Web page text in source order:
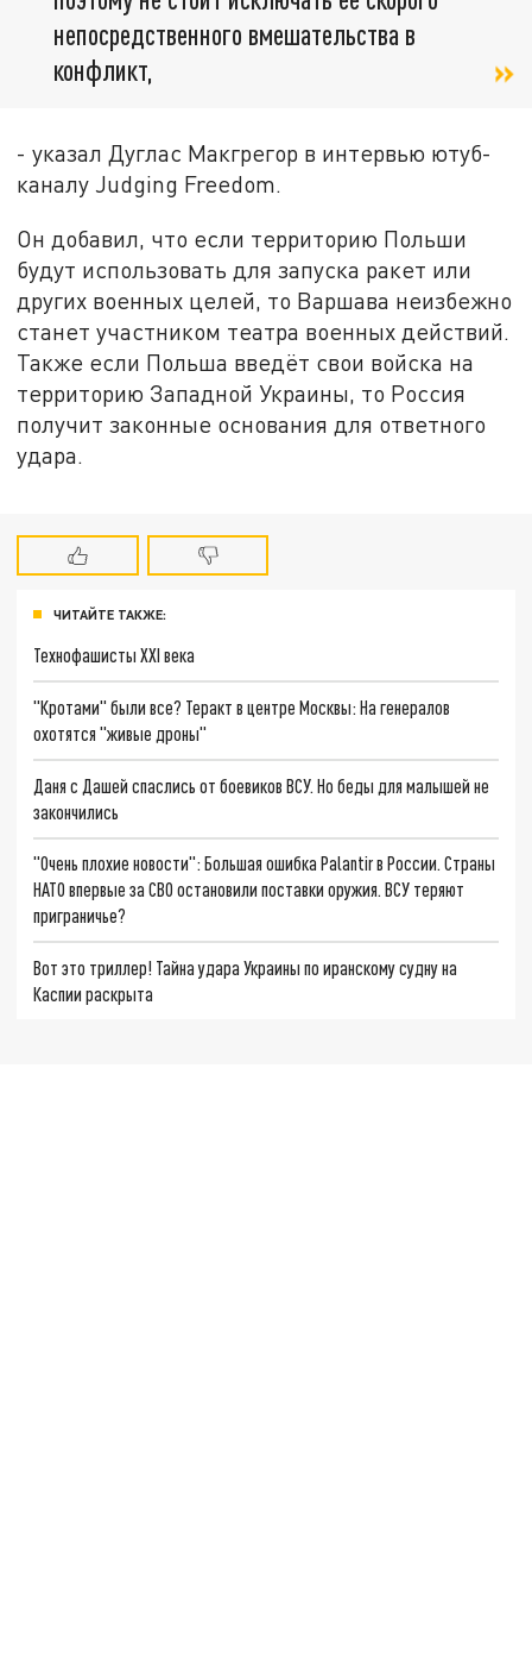
непосредственного вмешательства в
конфликт,
- указал Дуглас Макгрегор в интервью ютуб-
каналу Judging Freedom.
Он добавил, что если территорию Польши
будут использовать для запуска ракет или
других военных целей, то Варшава неизбежно
станет участником театра военных действий.
Также если Польша введёт свои войска на
территорию Западной Украины, то Россия
получит законные основания для ответного
удара.
ЧИТАЙТЕ ТАКЖЕ:
Технофашисты XXI века
"Кротами" были все? Теракт в центре Москвы: На генералов
охотятся "живые дроны"
Даня с Дашей спаслись от боевиков ВСУ. Но беды для малышей не
закончились
"Очень плохие новости": Большая ошибка Palantir в России. Страны
НАТО впервые за СВО остановили поставки оружия. ВСУ теряют
приграничье?
Вот это триллер! Тайна удара Украины по иранскому судну на
Каспии раскрыта